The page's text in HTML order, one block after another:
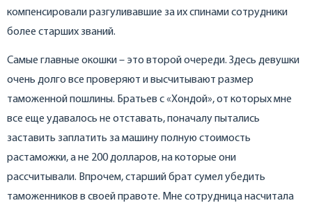
компенсировали разгуливавшие за их спинами сотрудники
более старших званий.
Самые главные окошки – это второй очереди. Здесь девушки
очень долго все проверяют и высчитывают размер
таможенной пошлины. Братьев с «Хондой», от которых мне
все еще удавалось не отставать, поначалу пытались
заставить заплатить за машину полную стоимость
растаможки, а не 200 долларов, на которые они
рассчитывали. Впрочем, старший брат сумел убедить
таможенников в своей правоте. Мне сотрудница насчитала